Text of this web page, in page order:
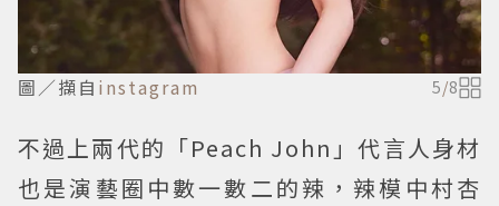
圖／擷自 instagram 5/8
不過上兩代的「Peach John」代言人身材
也是演藝圈中數一數二的辣，辣模中村杏